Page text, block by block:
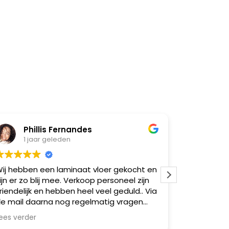
Phillis Fernandes
1 jaar geleden
hebben een laminaat vloer gekocht en
er zo blij mee. Verkoop personeel zijn
en hebben heel veel geduld.. Via
mail daarna nog regelmatig vragen
en die werden netjes
De vloer is gelegd door een
verder